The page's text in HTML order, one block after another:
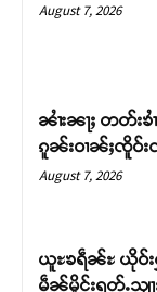
တ်ႇ တူဝ်ႈ
ဝ်
August 7, 2026
ၼၢႆးၼႃႈ တတ်
ၵူၼ်းဝၢၼ်ႈၸိူဝ်း
August 7, 2026
ယူႊၶရဵၼ်ႊ ယိုဝ်း
မဵၼ်မိူင်းရတ်ႉသျ